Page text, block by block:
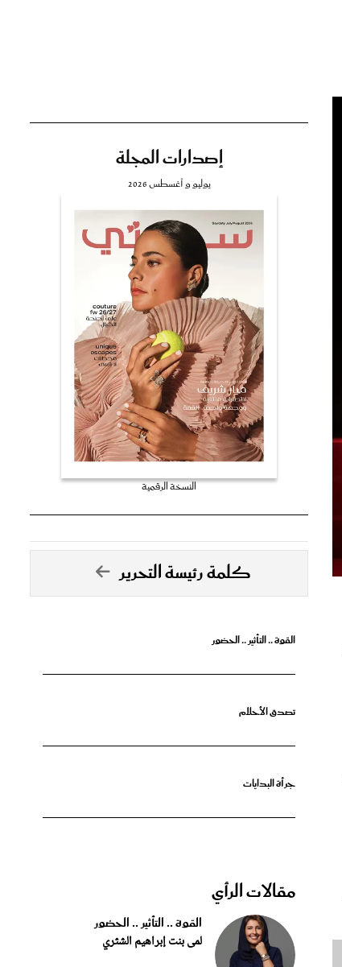
إصدارات المجلة
يوليو و أغسطس 2026
النسخة الرقمية
كلمة رئيسة التحرير
القوة .. التأثير .. الحضور
تصدق الأحلام
جرأة البدايات
مقالات الرأي
القوة .. التأثير .. الحضور
لمى بنت إبراهيم الشثري